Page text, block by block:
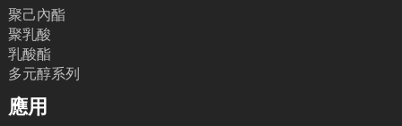
聚己內酯
聚乳酸
乳酸酯
多元醇系列
應用